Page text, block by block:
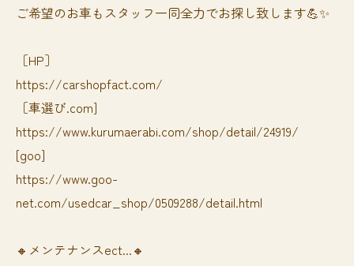
ご希望のお車もスタッフ一同全力でお探し致します💪✨
［HP］
https://carshopfact.com/
［車選び.com]
https://www.kurumaerabi.com/shop/detail/24919/
[goo]
https://www.goo-
net.com/usedcar_shop/0509288/detail.html
🔸メンテナンスect...🔸